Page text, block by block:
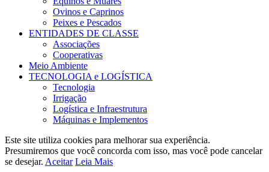
Ovinos e Caprinos
Peixes e Pescados
ENTIDADES DE CLASSE
Associações
Cooperativas
Meio Ambiente
TECNOLOGIA e LOGÍSTICA
Tecnologia
Irrigação
Logística e Infraestrutura
Máquinas e Implementos
Este site utiliza cookies para melhorar sua experiência.
Presumiremos que você concorda com isso, mas você pode cancelar
se desejar. Aceitar Leia Mais